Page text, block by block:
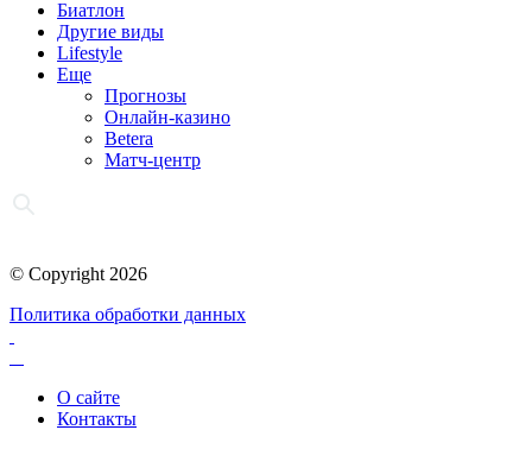
Биатлон
Другие виды
Lifestyle
Еще
Прогнозы
Онлайн-казино
Betera
Матч-центр
© Copyright 2026
Политика обработки данных
О сайте
Контакты